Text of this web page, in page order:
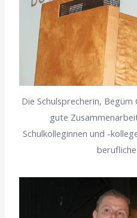
Die Schulsprecherin,
gute
Schulkolleginnen und -